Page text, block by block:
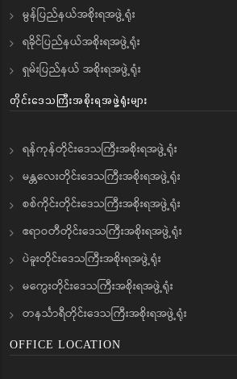
မွန်ပြည်နယ်အစိုးရအဖွဲ့ရုံး
ရခိုင်ပြည်နယ်အစိုးရအဖွဲ့ရုံး
ရှမ်းပြည်နယ် အစိုးရအဖွဲ့ရုံး
တိုင်းဒေသကြီးအစိုးရအဖွဲ့ရုံးများ
ရန်ကုန်တိုင်းဒေသကြီးအစိုးရအဖွဲ့ရုံး
မန္တလေးတိုင်းဒေသကြီးအစိုးရအဖွဲ့ရုံး
စစ်ကိုင်းတိုင်းဒေသကြီးအစိုးရအဖွဲ့ရုံး
ဧရာဝတီတိုင်းဒေသကြီးအစိုးရအဖွဲ့ရုံး
ပဲခူးတိုင်းဒေသကြီးအစိုးရအဖွဲ့ရုံး
မကွေးတိုင်းဒေသကြီးအစိုးရအဖွဲ့ရုံး
တနင်္သာရီတိုင်းဒေသကြီးအစိုးရအဖွဲ့ရုံး
OFFICE LOCATION